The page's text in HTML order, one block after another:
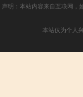
声明：本站内容来自互联网，
本站仅为个人